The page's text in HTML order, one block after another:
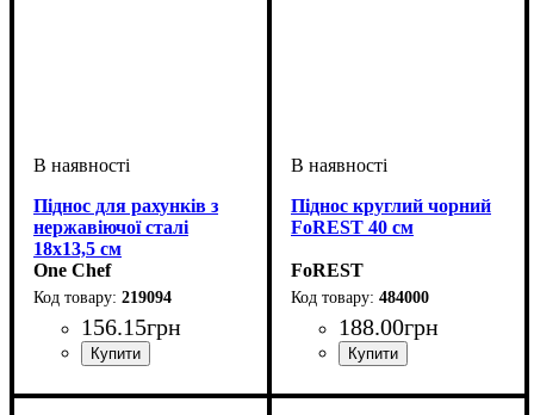
Піднос для рахунків з
нержавіючої сталі
18х13,5 см
One Chef
219094
156.15грн
Піднос круглий чорний
FoREST 40 см
FoREST
484000
188.00грн